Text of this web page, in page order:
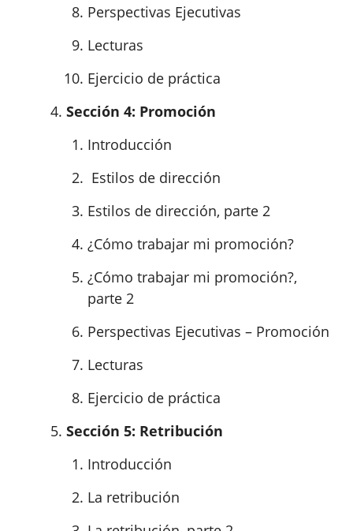
Perspectivas Ejecutivas
Lecturas
Ejercicio de práctica
Sección 4: Promoción
Introducción
Estilos de dirección
Estilos de dirección, parte 2
¿Cómo trabajar mi promoción?
¿Cómo trabajar mi promoción?,
parte 2
Perspectivas Ejecutivas – Promoción
Lecturas
Ejercicio de práctica
Sección 5: Retribución
Introducción
La retribución